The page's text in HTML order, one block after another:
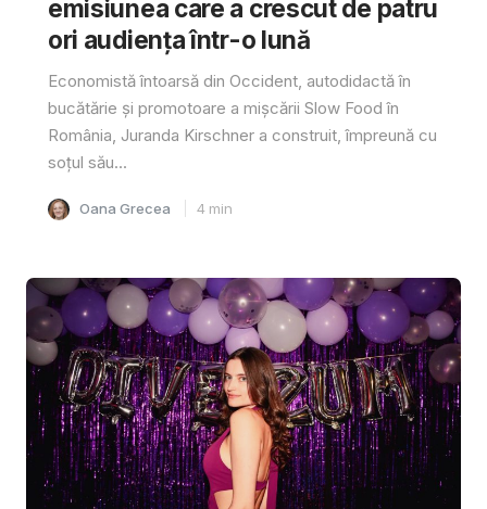
emisiunea care a crescut de patru
ori audiența într-o lună
Economistă întoarsă din Occident, autodidactă în
bucătărie și promotoare a mișcării Slow Food în
România, Juranda Kirschner a construit, împreună cu
soțul său...
Oana Grecea 4 min